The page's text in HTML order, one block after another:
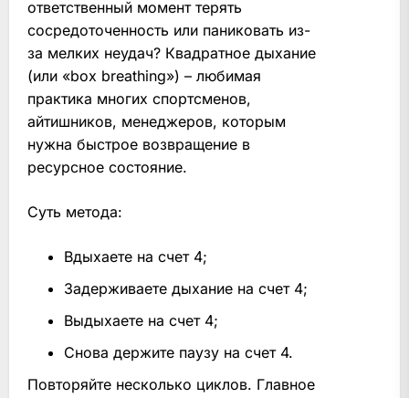
ответственный момент терять
сосредоточенность или паниковать из-
за мелких неудач? Квадратное дыхание
(или «box breathing») – любимая
практика многих спортсменов,
айтишников, менеджеров, которым
нужна быстрое возвращение в
ресурсное состояние.
Суть метода:
Вдыхаете на счет 4;
Задерживаете дыхание на счет 4;
Выдыхаете на счет 4;
Снова держите паузу на счет 4.
Повторяйте несколько циклов. Главное